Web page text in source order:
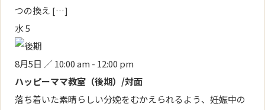
つの換え […]
水5
8月5日 ／ 10:00 am - 12:00 pm
ハッピーママ教室（後期）/対面
落ち着いた素晴らしい分娩をむかえられるよう、妊娠中の